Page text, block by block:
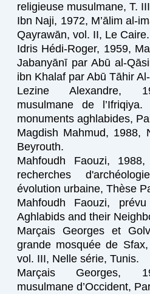
religieuse musulmane, T.
Ibn Naji, 1972, M’ālim al-
Qayrawān, vol. II, Le Caire.
Idris Hédi-Roger, 1959,
Jabanyānī par Abū al-
ibn Khalaf par Abū Tāhir
Lezine Alexandre,
musulmane de
monuments aghlabides,
Magdish Mahmud, 1988,
Beyrouth.
Mahfoudh Faouzi,
recherches
évolution urbaine, Thèse
Mahfoudh Faouzi,
Aghlabids and their
Marçais Georges et
grande mosquée de
vol. III, Nelle série, Tunis.
Marçais Georges,
musulmane d’Occident,